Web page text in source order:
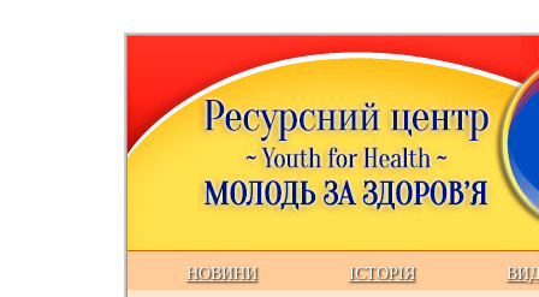
НОВИНИ ІСТОРІЯ